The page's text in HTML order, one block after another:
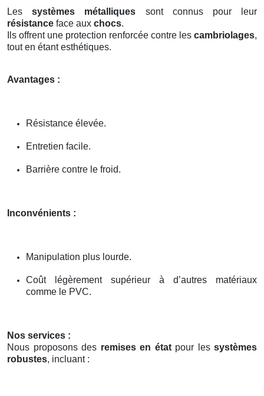
Lessystèmes métalliques sont connus pour leur
résistance face aux chocs.
Ils offrent une protection renforcée contre les cambriolages,
tout en étant esthétiques.
Avantages :
Résistance élevée.
Entretien facile.
Barrière contre le froid.
Inconvénients :
Manipulation plus lourde.
Coût légèrement supérieur à d’autres matériaux
comme le PVC.
Nos services :
Nous proposons des remises en étatpour les systèmes
robustes, incluant :